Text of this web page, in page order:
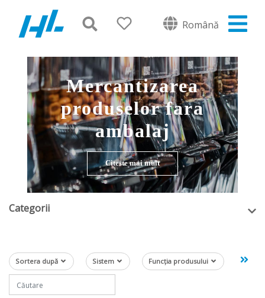
Română
Mercantizarea
produselor fara
ambalaj
Citeste mai mult
Categorii
Sortera după Sistem Funcția produsului